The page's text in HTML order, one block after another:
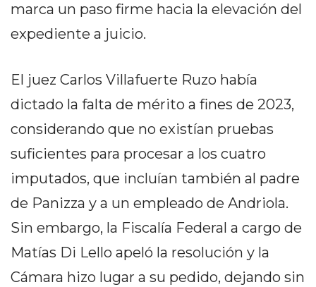
VENTA POR WHATSAPP
DE COMIDA POR
WHATSAPP: LA GUÍA
DEFINITIVA PARA
RESTAURANTES Y
DELIVERIES
PEDIDOS DE DELIVERY
POR WHATSAPP SIN QUE
marca un paso firme hacia la elevación del
expediente a juicio.
El juez Carlos Villafuerte Ruzo había
dictado la falta de mérito a fines de 2023,
considerando que no existían pruebas
suficientes para procesar a los cuatro
imputados, que incluían también al padre
de Panizza y a un empleado de Andriola.
Sin embargo, la Fiscalía Federal a cargo de
Matías Di Lello apeló la resolución y la
Cámara hizo lugar a su pedido, dejando sin